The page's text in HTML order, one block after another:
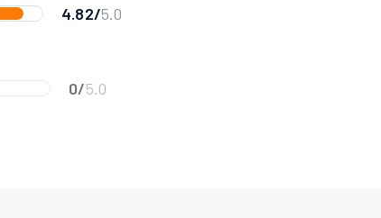
4.82/5.0
0/5.0